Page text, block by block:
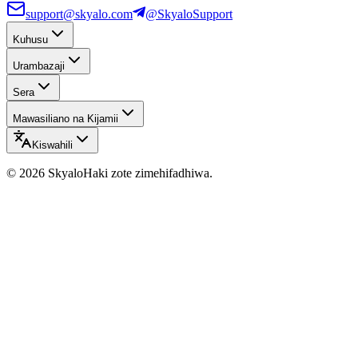
support@skyalo.com @SkyaloSupport
Kuhusu
Urambazaji
Sera
Mawasiliano na Kijamii
Kiswahili
© 2026 SkyaloHaki zote zimehifadhiwa.